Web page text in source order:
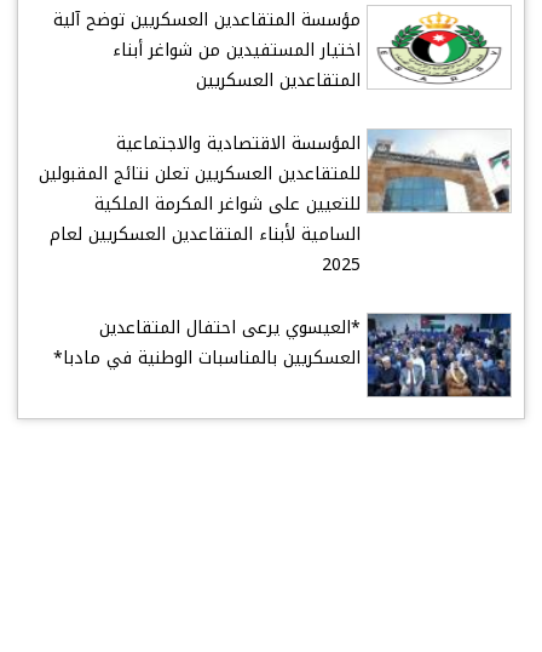
مؤسسة المتقاعدين العسكريين توضح آلية
اختيار المستفيدين من شواغر أبناء
المتقاعدين العسكريين
المؤسسة الاقتصادية والاجتماعية
للمتقاعدين العسكريين تعلن نتائج المقبولين
للتعيين على شواغر المكرمة الملكية
السامية لأبناء المتقاعدين العسكريين لعام
2025
*العيسوي يرعى احتفال المتقاعدين
العسكريين بالمناسبات الوطنية في مادبا*